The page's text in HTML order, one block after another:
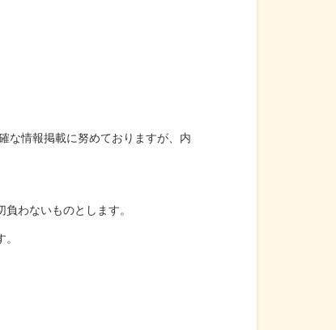
な情報掲載に努めておりますが、内
わないものとします。